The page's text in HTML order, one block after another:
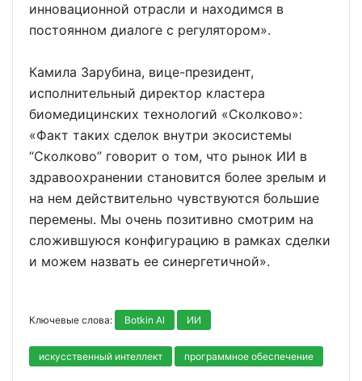
инновационной отрасли и находимся в
постоянном диалоге с регулятором».
Камила Зарубина, вице-президент,
исполнительный директор кластера
биомедицинских технологий «Сколково»:
«Факт таких сделок внутри экосистемы
“Сколково” говорит о том, что рынок ИИ в
здравоохранении становится более зрелым и
на нем действительно чувствуются большие
перемены. Мы очень позитивно смотрим на
сложившуюся конфигурацию в рамках сделки
и можем назвать ее синергетичной».
Ключевые слова: Botkin Al ИИ
искусственный интеллект программное обеспечение